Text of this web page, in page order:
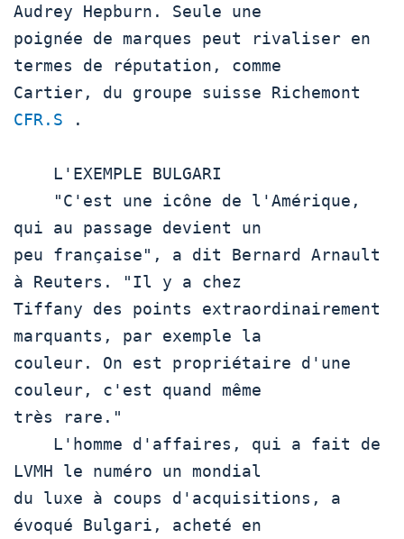
Audrey Hepburn. Seule une
poignée de marques peut rivaliser en
termes de réputation, comme
CFR.S .
qui au passage devient un
peu française", a dit Bernard Arnault
à Reuters. "Il y a chez
Tiffany des points extraordinairement
marquants, par exemple la
couleur. On est propriétaire d'une
couleur, c'est quand même
très rare."
LVMH le numéro un mondial
du luxe à coups d'acquisitions, a
évoqué Bulgari, acheté en